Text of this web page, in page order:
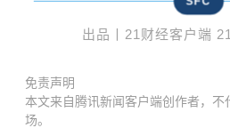
出品丨21财经客户端
免责声明
本文来自腾讯新闻客户端创作者，不
场。